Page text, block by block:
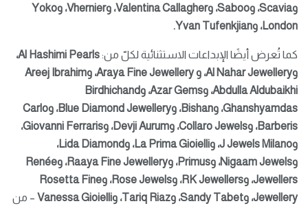
وScavia، وSaboo، وValentina Callagher، وVhernier، وYoko
London، وYvan Tufenkjian
.
كما تُعرض أيضًا الإبداعات الاستثنائية لكلّ من:Al Hashimi Pearls،
وAl Nahar Jewellery، وAraya Fine Jewellery، وAreej Ibrahim
Abdulla Aldubaikhi، وAzar Gems، وBirdhichand
Ghanshyamdas، وBishan، وBlue Diamond Jewellery، وCarlo
Barberis، و CollaroJewels ، وDevji Aurum، وGiovanni Ferraris،
وJ Jewels Milano، وLa Prima Gioielli، وLida Diamond،
و
NigaamJewels ، وPrimus، وRaaya Fine Jewellery، وRenée
Jewellers، وRK Jewellers، وRose Jewels، وRosetta Fine
Jewellery، وSandy Tabet، وTariq Riaz، وVanessa Gioielli – من